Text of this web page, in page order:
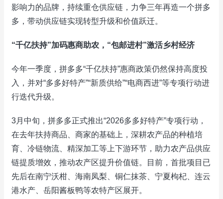
影响力的品牌，持续重仓供应链，力争三年再造一个拼多
多，带动供应链实现转型升级和价值跃迁。
“千亿扶持”加码惠商助农，“包邮进村”激活乡村经济
今年一季度，拼多多“千亿扶持”惠商政策仍然保持高度投
入，并对“多多好特产”“新质供给”“电商西进”等专项行动进
行迭代升级。
3月中旬，拼多多正式推出“2026多多好特产”专项行动，
在去年扶持商品、商家的基础上，深耕农产品的种植培
育、冷链物流、精深加工等上下游环节，助力农产品供应
链提质增效，推动农产区提升价值链。目前，首批项目已
先后在南宁沃柑、海南凤梨、铜仁抹茶、宁夏枸杞、连云
港水产、岳阳酱板鸭等农特产区展开。